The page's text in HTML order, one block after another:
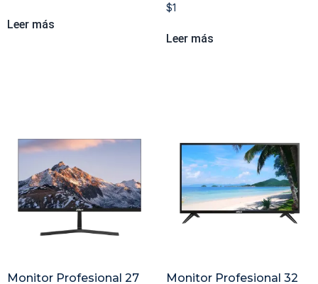
Leer más
$1
Leer más
Monitor Profesional 27 Monitor Profesional 32